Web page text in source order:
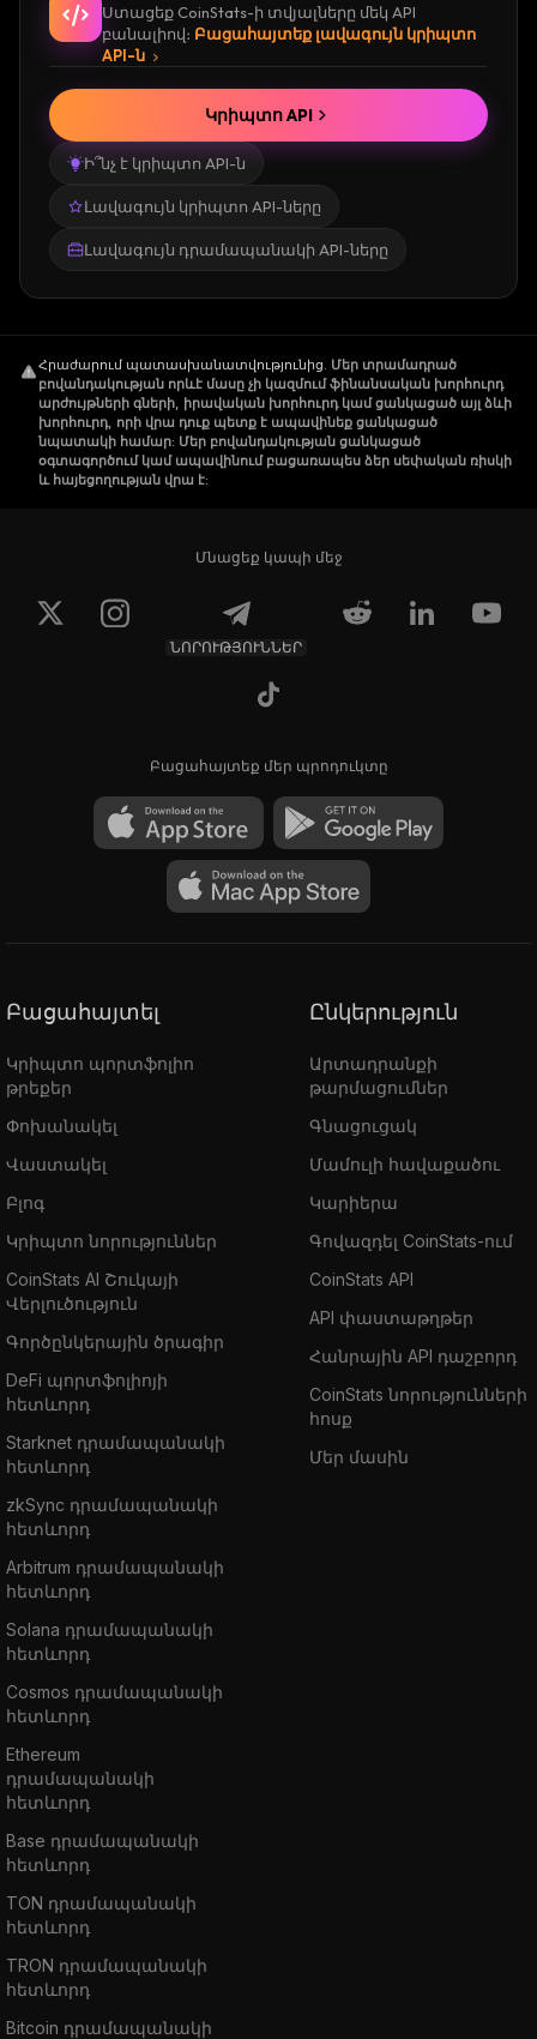
Ստացեք CoinStats-ի տվյալները մեկ API
բանալիով։ Բացահայտեք լավագույն կրիպտո
API-ն
Ի՞նչ է կրիպտո API-ն
Լավագույն կրիպտո API-ները
Լավագույն դրամապանակի API-ները
Կրիպտո API
Հրաժարում պատասխանատվությունից. Մեր տրամադրած
բովանդակության որևէ մասը չի կազմում ֆինանսական խորհուրդ
արժույթների գների, իրավական խորհուրդ կամ ցանկացած այլ ձևի
խորհուրդ, որի վրա դուք պետք է ապավինեք ցանկացած
նպատակի համար: Մեր բովանդակության ցանկացած
օգտագործում կամ ապավինում բացառապես ձեր սեփական ռիսկի
և հայեցողության վրա է:
Մնացեք կապի մեջ
ՆՈՐՈՒԹՅՈՒՆՆԵՐ
Բացահայտեք մեր պրոդուկտը
Բացահայտել
Կրիպտո պորտֆոլիո
թրեքեր
Փոխանակել
Վաստակել
Բլոգ
Կրիպտո նորություններ
CoinStats AI Շուկայի
Վերլուծություն
Գործընկերային ծրագիր
DeFi պորտֆոլիոյի
հետևորդ
Starknet դրամապանակի
հետևորդ
zkSync դրամապանակի
հետևորդ
Arbitrum դրամապանակի
հետևորդ
Solana դրամապանակի
հետևորդ
Cosmos դրամապանակի
հետևորդ
Ethereum
դրամապանակի
հետևորդ
Base դրամապանակի
հետևորդ
TON դրամապանակի
հետևորդ
TRON դրամապանակի
հետևորդ
Bitcoin դրամապանակի
Ընկերություն
Արտադրանքի
թարմացումներ
Գնացուցակ
Մամուլի հավաքածու
Կարիերա
Գովազդել CoinStats-ում
CoinStats API
API փաստաթղթեր
Հանրային API դաշբորդ
CoinStats նորությունների
հոսք
Մեր մասին